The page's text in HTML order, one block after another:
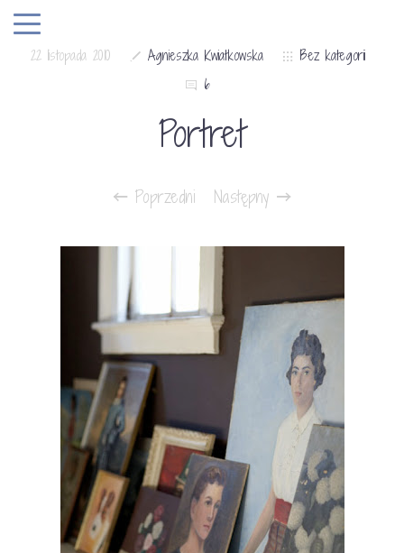
22 listopada 2010 Agnieszka Kwiatkowska
Bez kategorii
6
Portret
Poprzedni Następny